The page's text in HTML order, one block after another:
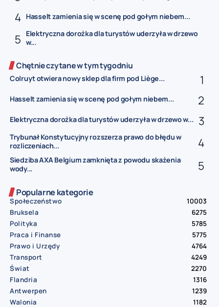
Hasselt zamienia się w scenę pod gołym niebem...
Elektryczna dorożka dla turystów uderzyła w drzewo
w...
Chętnie czytane w tym tygodniu
Colruyt otwiera nowy sklep dla firm pod Liège...
Hasselt zamienia się w scenę pod gołym niebem...
Elektryczna dorożka dla turystów uderzyła w drzewo w...
Trybunał Konstytucyjny rozszerza prawo do błędu w
rozliczeniach...
Siedziba AXA Belgium zamknięta z powodu skażenia
wody...
Popularne kategorie
Społeczeństwo
10003
Bruksela
6275
Polityka
5785
Praca i Finanse
5775
Prawo i Urzędy
4764
Transport
4249
Świat
2270
Flandria
1316
Antwerpen
1239
Walonia
1182